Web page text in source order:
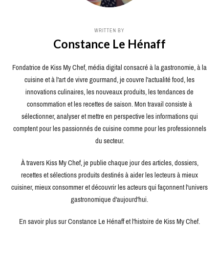
WRITTEN BY
Constance Le Hénaff
Fondatrice de Kiss My Chef, média digital consacré à la gastronomie, à la
cuisine et à l'art de vivre gourmand, je couvre l'actualité food, les
innovations culinaires, les nouveaux produits, les tendances de
consommation et les recettes de saison. Mon travail consiste à
sélectionner, analyser et mettre en perspective les informations qui
comptent pour les passionnés de cuisine comme pour les professionnels
du secteur.
À travers Kiss My Chef, je publie chaque jour des articles, dossiers,
recettes et sélections produits destinés à aider les lecteurs à mieux
cuisiner, mieux consommer et découvrir les acteurs qui façonnent l'univers
gastronomique d'aujourd'hui.
En savoir plus sur Constance Le Hénaff et l'histoire de Kiss My Chef.